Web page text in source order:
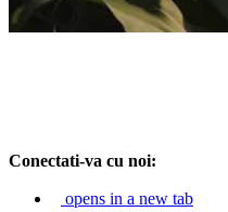
Conectati-va cu noi:
opens in a new tab